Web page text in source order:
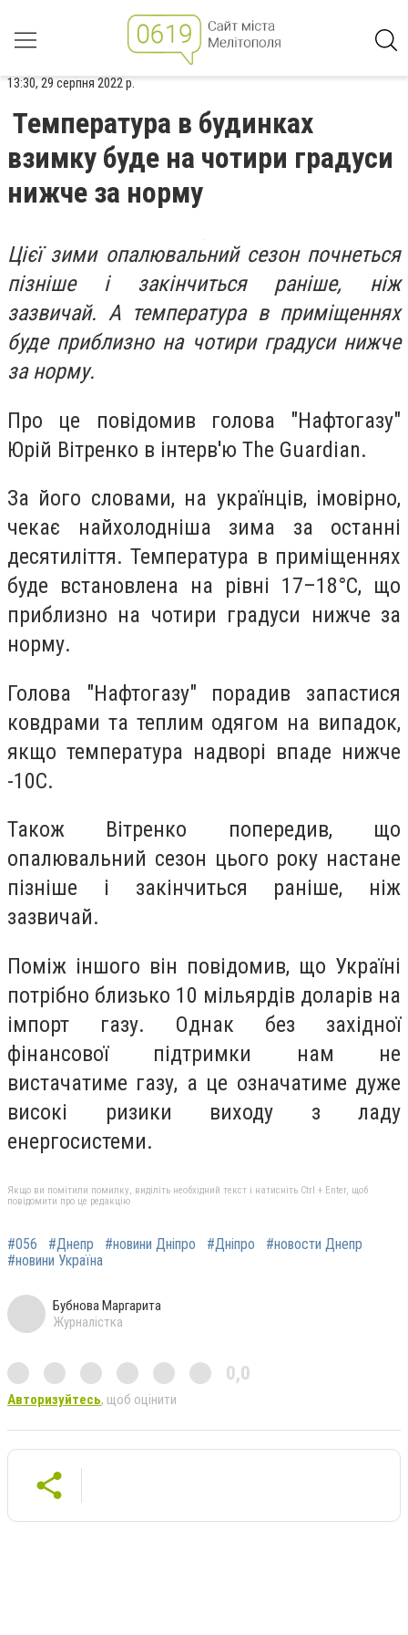
13:30, 29 серпня 2022 р.
Температура в будинках
взимку буде на чотири градуси
нижче за норму
Цієї зими опалювальний сезон почнеться
пізніше і закінчиться раніше, ніж
зазвичай. А температура в приміщеннях
буде приблизно на чотири градуси нижче
за норму.
Про це повідомив голова "Нафтогазу"
Юрій Вітренко в інтерв'ю The Guardian.
За його словами, на українців, імовірно,
чекає найхолодніша зима за останні
десятиліття. Температура в приміщеннях
буде встановлена ​​на рівні 17–18°C, що
приблизно на чотири градуси нижче за
норму.
Голова "Нафтогазу" порадив запастися
ковдрами та теплим одягом на випадок,
якщо температура надворі впаде нижче
-10С.
Також Вітренко попередив, що
опалювальний сезон цього року настане
пізніше і закінчиться раніше, ніж
зазвичай.
Поміж іншого він повідомив, що Україні
потрібно близько 10 мільярдів доларів на
імпорт газу. Однак без західної
фінансової підтримки нам не
вистачатиме газу, а це означатиме дуже
високі ризики виходу з ладу
енергосистеми.
Якщо ви помітили помилку, виділіть необхідний текст і натисніть Ctrl + Enter, щоб
повідомити про це редакцію
#056 #Днепр #новини Дніпро #Дніпро
#новости Днепр
#новини Україна
Бубнова Маргарита
Журналістка
0,0
Авторизуйтесь, щоб оцінити